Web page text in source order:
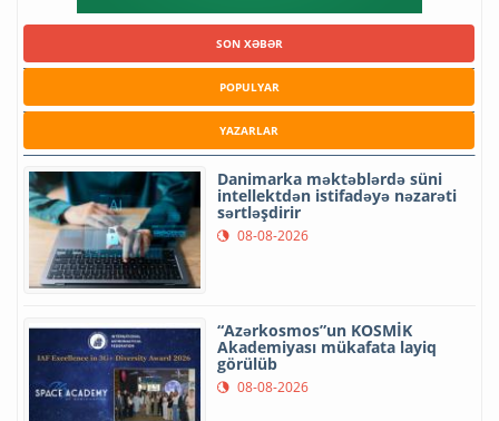
SON XƏBƏR
POPULYAR
YAZARLAR
Danimarka məktəblərdə süni
intellektdən istifadəyə nəzarəti
sərtləşdirir
08-08-2026
“Azərkosmos”un KOSMİK
Akademiyası mükafata layiq
görülüb
08-08-2026